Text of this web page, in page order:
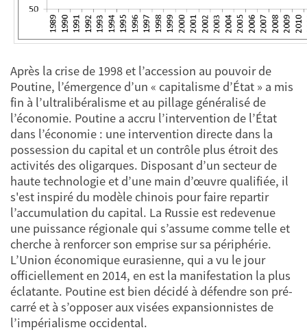
Après la crise de 1998 et l’accession au pouvoir de
Poutine, l’émergence d’un « capitalisme d’État » a mis
fin à l’ultralibéralisme et au pillage généralisé de
l’économie. Poutine a accru l’intervention de l’État
dans l’économie : une intervention directe dans la
possession du capital et un contrôle plus étroit des
activités des oligarques. Disposant d’un secteur de
haute technologie et d’une main d’œuvre qualifiée, il
s'est inspiré du modèle chinois pour faire repartir
l’accumulation du capital. La Russie est redevenue
une puissance régionale qui s’assume comme telle et
cherche à renforcer son emprise sur sa périphérie.
L’Union économique eurasienne, qui a vu le jour
officiellement en 2014, en est la manifestation la plus
éclatante. Poutine est bien décidé à défendre son pré-
carré et à s’opposer aux visées expansionnistes de
l’impérialisme occidental.